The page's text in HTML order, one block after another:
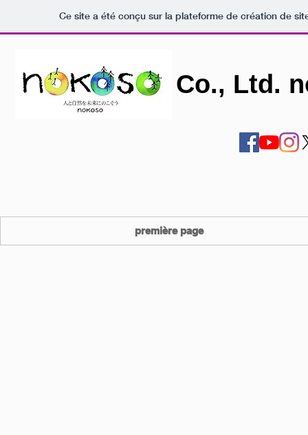
Ce site a été conçu sur la plateforme de création de
Co., Ltd.
première page